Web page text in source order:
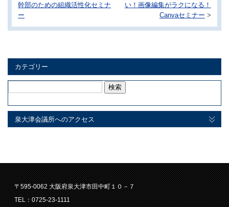
幹部のための組織活性化セミナ
ー
い！画像編集がラクになる！
Canvaセミナー >
カテゴリー
泉大津会議所へのアクセス
〒595-0062 大阪府泉大津市田中町１０－７
TEL：0725-23-1111